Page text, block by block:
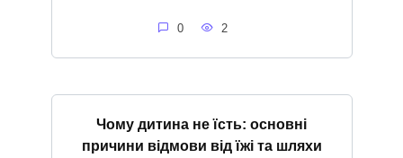
0 2
Чому дитина не їсть: основні
причини відмови від їжі та шляхи